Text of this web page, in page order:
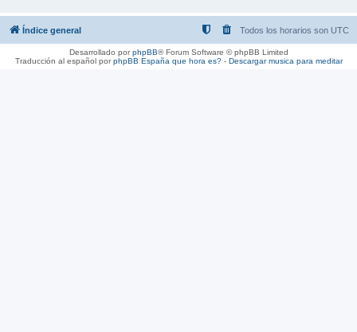
Índice general Todos los horarios son UTC
Desarrollado porphpBB® Forum Software © phpBB Limited
Traducción al español porphpBB España que hora es?- Descargar musica para meditar